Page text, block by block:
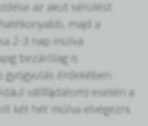
az akut sérülést
majd a
2-3 nap múlva.
bezárólag is
érdekében.
vállfájdalom) esetén a
két hét múlva elvégezni.